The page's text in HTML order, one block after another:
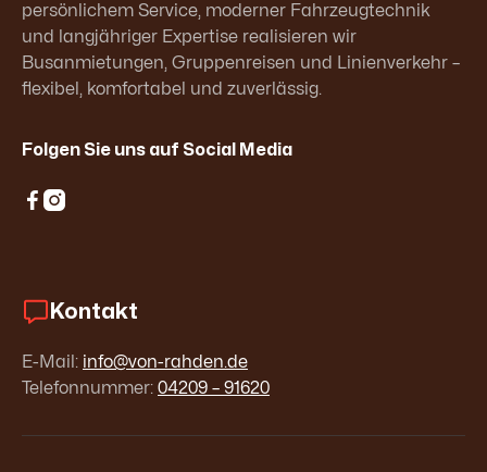
persönlichem Service, moderner Fahrzeugtechnik
und langjähriger Expertise realisieren wir
Busanmietungen, Gruppenreisen und Linienverkehr –
flexibel, komfortabel und zuverlässig.
Folgen Sie uns auf Social Media
 
Kontakt
E-Mail: info@von-rahden.de
Telefonnummer: 04209 – 91620